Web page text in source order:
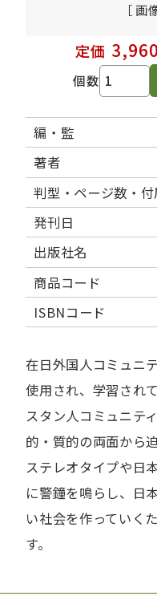
［ 画
定価 3,960
個数
編・監
著者
判型・ページ数・付
発刊日
出版社名
商品コード
ISBNコード
在日外国人コミュニ
使用され、学習され
スタン人コミュニテ
的・質的の両面から
ステレオタイプや日
に警鐘を鳴らし、日
い社会を作っていく
す。